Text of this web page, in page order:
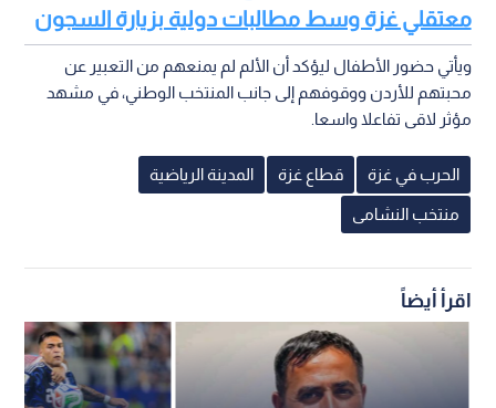
معتقلي غزة وسط مطالبات دولية بزيارة السجون
ويأتي حضور الأطفال ليؤكد أن الألم لم يمنعهم من التعبير عن
محبتهم للأردن ووقوفهم إلى جانب المنتخب الوطني، في مشهد
مؤثر لاقى تفاعلا واسعا.
الحرب في غزة قطاع غزة المدينة الرياضية
منتخب النشامى
اقرأ أيضاً